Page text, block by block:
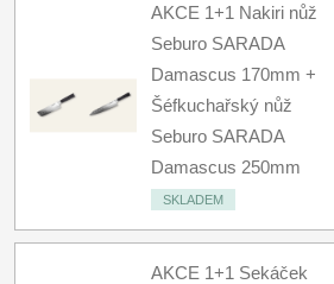
AKCE 1+1 Nakiri nůž
Seburo SARADA
Damascus 170mm +
Šéfkuchařský nůž
Seburo SARADA
Damascus 250mm
SKLADEM
AKCE 1+1 Sekáček